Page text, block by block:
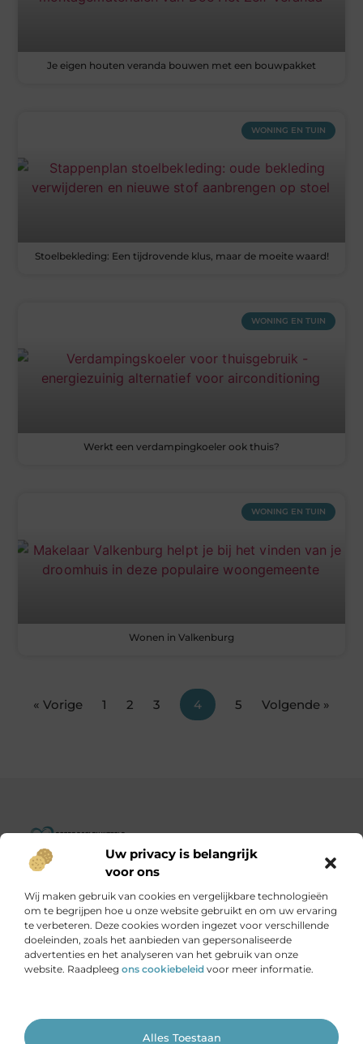
Uw privacy is belangrijk
voor ons
Wij maken gebruik van cookies en vergelijkbare technologieën
om te begrijpen hoe u onze website gebruikt en om uw ervaring
te verbeteren. Deze cookies worden ingezet voor verschillende
doeleinden, zoals het aanbieden van gepersonaliseerde
advertenties en het analyseren van het gebruik van onze
website. Raadpleeg ons cookiebeleid voor meer informatie.
Alles Toestaan Ga Naar
Je eigen houten veranda bouwen met een bouwpakket
WONING EN TUIN
Stoelbekleding: Een tijdrovende klus, maar de moeite waard!
WONING EN TUIN
Werkt een verdampingkoeler ook thuis?
WONING EN TUIN
Wonen in Valkenburg
« Vorige 1 2 3 4 5 Volgende »
Goededoelenwereld.nl – Verhalen die inspireren, impact die
Ontdek een diverse verzameling blogs en artikelen over
initiatieven die de wereld een stukje beter maken.
Onze informatie